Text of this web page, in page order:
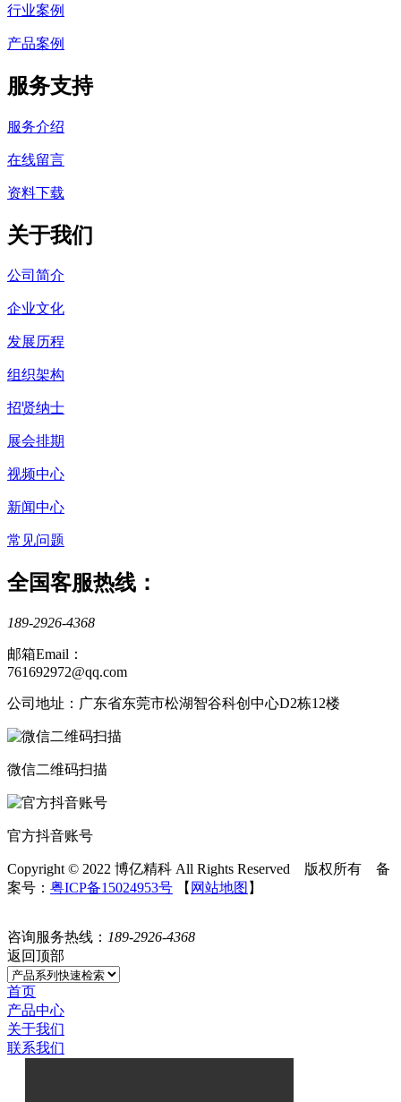
行业案例
产品案例
服务支持
服务介绍
在线留言
资料下载
关于我们
公司简介
企业文化
发展历程
组织架构
招贤纳士
展会排期
视频中心
新闻中心
常见问题
全国客服热线：
189-2926-4368
邮箱Email：
761692972@qq.com
公司地址：广东省东莞市松湖智谷科创中心D2栋12楼
微信二维码扫描
官方抖音账号
Copyright © 2022 博亿精科 All Rights Reserved 版权所有 备
案号： 粤ICP备15024953号 【 网站地图 】
咨询服务热线： 189-2926-4368
返回顶部
首页
产品中心
关于我们
联系我们